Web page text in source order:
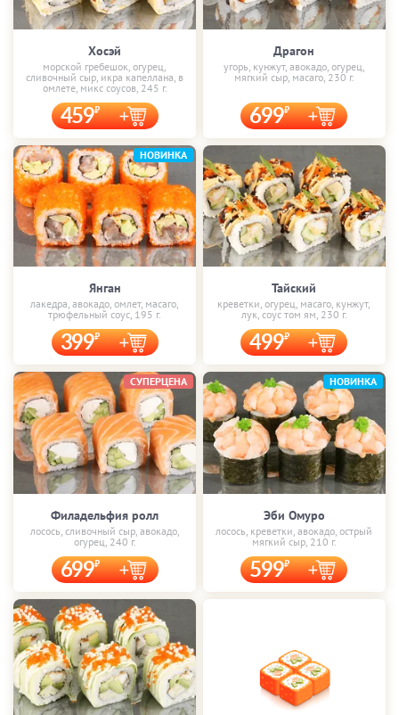
Хосэй
морской гребешок, огурец,
сливочный сыр, икра капеллана, в
омлете, микс соусов, 245 г.
459
Драгон
угорь, кунжут, авокадо, огурец,
мягкий сыр, масаго, 230 г.
699
Янган
лакедра, авокадо, омлет, масаго,
трюфельный соус, 195 г.
399
НОВИНКА
Тайский
креветки, огурец, масаго, кунжут,
лук, соус том ям, 230 г.
499
Филадельфия ролл
лосось, сливочный сыр, авокадо,
огурец, 240 г.
699
СУПЕРЦЕНА
Эби Омуро
лосось, креветки, авокадо, острый
мягкий сыр, 210 г.
599
НОВИНКА